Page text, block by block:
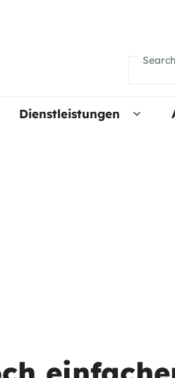
Search
Dienstleistungen